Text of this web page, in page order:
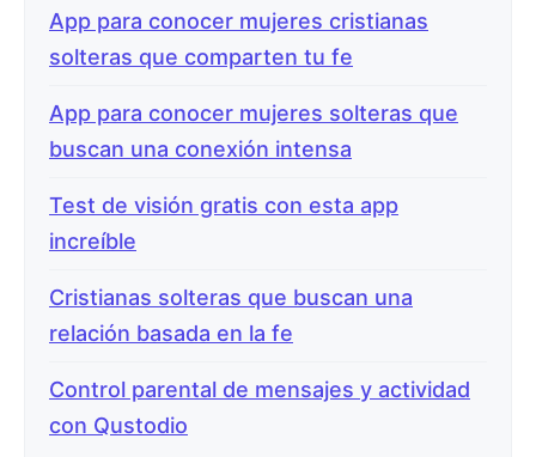
App para conocer mujeres cristianas
solteras que comparten tu fe
App para conocer mujeres solteras que
buscan una conexión intensa
Test de visión gratis con esta app
increíble
Cristianas solteras que buscan una
relación basada en la fe
Control parental de mensajes y actividad
con Qustodio